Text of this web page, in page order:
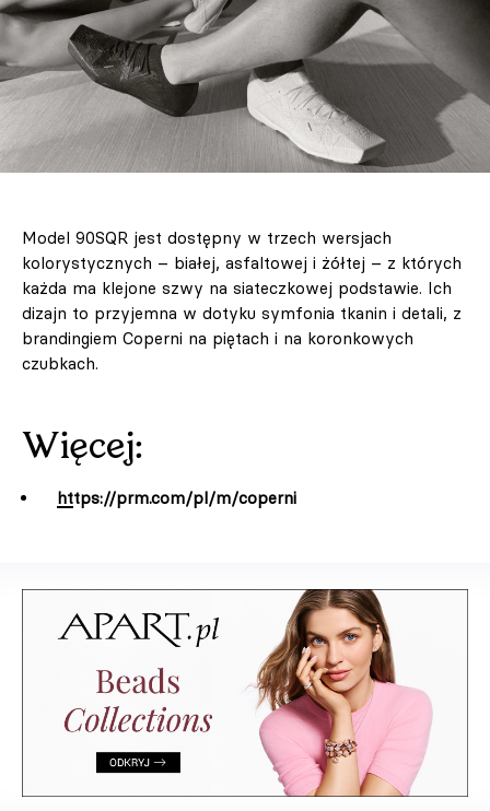
Model 90SQR jest dostępny w trzech wersjach
kolorystycznych – białej, asfaltowej i żółtej – z których
każda ma klejone szwy na siateczkowej podstawie. Ich
dizajn to przyjemna w dotyku symfonia tkanin i detali, z
brandingiem Coperni na piętach i na koronkowych
czubkach.
Więcej:
https://prm.com/pl/m/coperni